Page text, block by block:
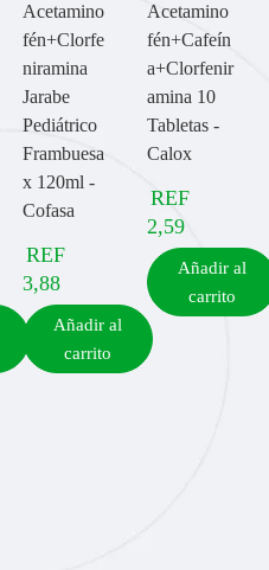
Acetamino
fén+Clorfe
niramina
Jarabe
Pediátrico
Frambuesa
x 120ml -
Cofasa
REF
3,88
Añadir al
carrito
Acetamino
fén+Cafeín
a+Clorfenir
amina 10
Tabletas -
Calox
REF
2,59
Añadir al
carrito